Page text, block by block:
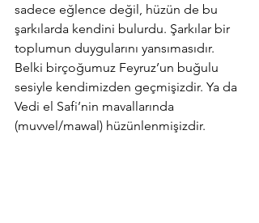
sadece eğlence değil, hüzün de bu
şarkılarda kendini bulurdu. Şarkılar bir
toplumun duygularını yansımasıdır.
Belki birçoğumuz Feyruz’un buğulu
sesiyle kendimizden geçmişizdir. Ya da
Vedi el Safi’nin mavallarında
(muvvel/mawal) hüzünlenmişizdir.